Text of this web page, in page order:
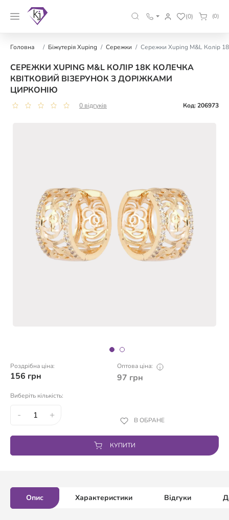
(0) (0)
Головна Біжутерія Xuping Сережки Сережки Xuping M&L Колір
СЕРЕЖКИ XUPING M&L КОЛІР 18K КОЛЕЧКА
КВІТКОВИЙ ВІЗЕРУНОК З ДОРІЖКАМИ
ЦИРКОНІЮ
0 відгуків Код: 206973
Роздрібна ціна:
156 грн
Оптова ціна:
97 грн
Виберіть кількість:
- + В ОБРАНЕ
КУПИТИ
Опис Характеристики Відгуки